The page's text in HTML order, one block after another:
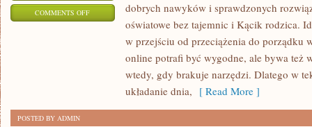
COMMENTS OFFON
dobrych nawyków i sprawdzonych
oświatowe bez tajemnic i Kącik rodzica.
w przejściu od przeciążenia do porządku
online potrafi być wygodne, ale bywa też
wtedy, gdy brakuje narzędzi. Dlatego w
układanie dnia, [ Read More ]
POSTED BY ADMIN